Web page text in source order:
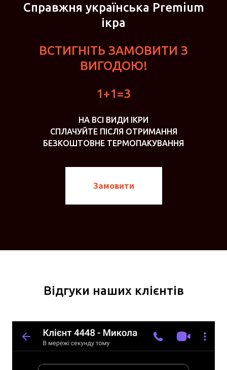
Справжня українська Premium
ікра
ВСТИГНІТЬ ЗАМОВИТИ З
ВИГОДОЮ!
1+1=3
НА ВСІ ВИДИ ІКРИ
СПЛАЧУЙТЕ ПІСЛЯ ОТРИМАННЯ
БЕЗКОШТОВНЕ ТЕРМОПАКУВАННЯ
Замовити
Відгуки наших клієнтів